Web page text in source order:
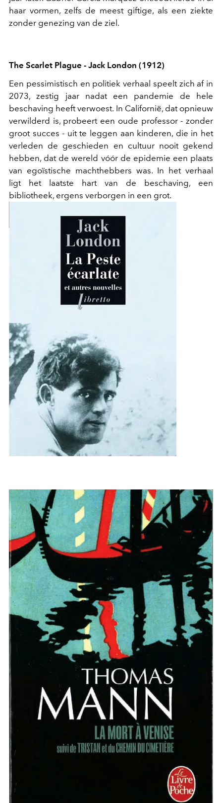
haar vormen, zelfs de meest giftige, als een ziekte
zonder genezing van de ziel.
The Scarlet Plague - Jack London (1912)
Een pessimistisch en politiek verhaal speelt zich af in
2073, zestig jaar nadat een pandemie de hele
beschaving heeft verwoest. In Californië, dat opnieuw
verwilderd is, probeert een oude professor - zonder
groot succes - uit te leggen aan kinderen, die in het
verleden de geschieden en cultuur nooit gekend
hebben, dat de wereld vóór de epidemie een plaats
van egoïstische machthebbers was. In het verhaal
ligt het laatste hart van de beschaving, een
bibliotheek, ergens verborgen in een grot.